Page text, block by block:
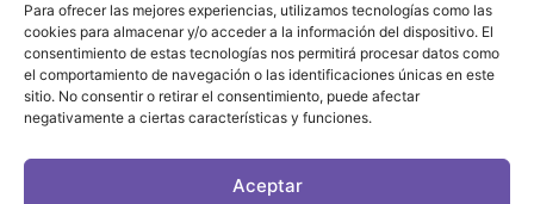
Para ofrecer las mejores experiencias, utilizamos tecnologías como las
cookies para almacenar y/o acceder a la información del dispositivo. El
consentimiento de estas tecnologías nos permitirá procesar datos como
el comportamiento de navegación o las identificaciones únicas en este
sitio. No consentir o retirar el consentimiento, puede afectar
negativamente a ciertas características y funciones.
Aceptar
Dreambeach no defrauda en su estreno en Vélez-
Málaga y abre su nueva etapa en la Costa del Sol
05/08/2026